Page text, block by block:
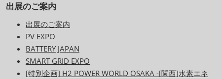
出展のご案内
出展のご案内
PV EXPO
BATTERY JAPAN
SMART GRID EXPO
[特別企画] H2 POWER WORLD OSAKA -[関西]水素エネ